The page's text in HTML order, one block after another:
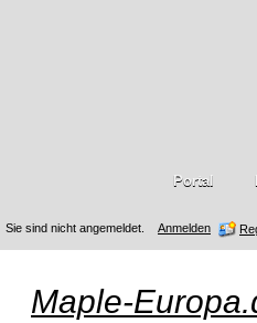
Sie sind nicht angemeldet. Anmelden
Portal
Maple-